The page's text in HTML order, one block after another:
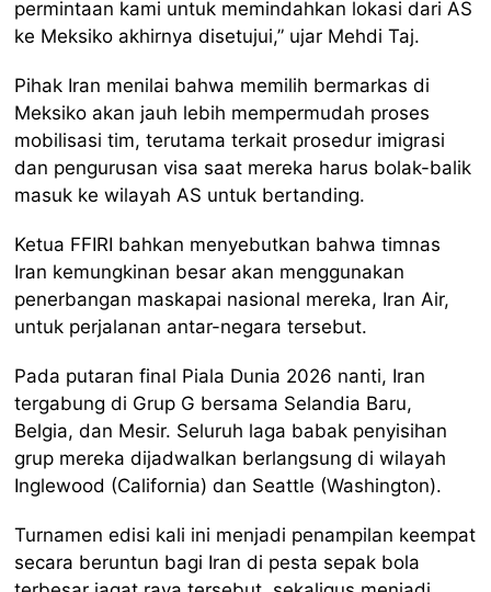
permintaan kami untuk memindahkan lokasi dari AS
ke Meksiko akhirnya disetujui,” ujar Mehdi Taj.
Pihak Iran menilai bahwa memilih bermarkas di
Meksiko akan jauh lebih mempermudah proses
mobilisasi tim, terutama terkait prosedur imigrasi
dan pengurusan visa saat mereka harus bolak-balik
masuk ke wilayah AS untuk bertanding.
Ketua FFIRI bahkan menyebutkan bahwa timnas
Iran kemungkinan besar akan menggunakan
penerbangan maskapai nasional mereka, Iran Air,
untuk perjalanan antar-negara tersebut.
Pada putaran final Piala Dunia 2026 nanti, Iran
tergabung di Grup G bersama Selandia Baru,
Belgia, dan Mesir. Seluruh laga babak penyisihan
grup mereka dijadwalkan berlangsung di wilayah
Inglewood (California) dan Seattle (Washington).
Turnamen edisi kali ini menjadi penampilan keempat
secara beruntun bagi Iran di pesta sepak bola